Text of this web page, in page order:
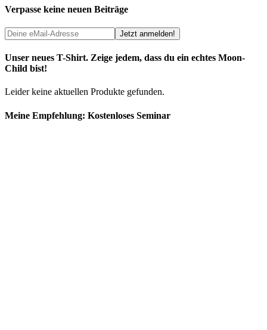
Verpasse keine neuen Beiträge
Unser neues T-Shirt. Zeige jedem, dass du ein echtes Moon-
Child bist!
Leider keine aktuellen Produkte gefunden.
Meine Empfehlung: Kostenloses Seminar